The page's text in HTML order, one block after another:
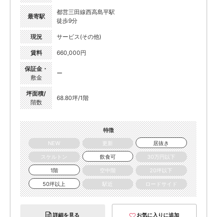
最寄駅
都営三田線西高島平駅
徒歩9分
現況 サービス(その他)
賃料 660,000円
保証金・
敷金
ー
坪面積/
階数
68.80坪/1階
特徴
NEW
更新
居抜き
スケルトン
飲食可
30万円以下
1階
空中階
20坪以下
50坪以上
駅近 ロードサイド
詳細を見る お気に入りに追加